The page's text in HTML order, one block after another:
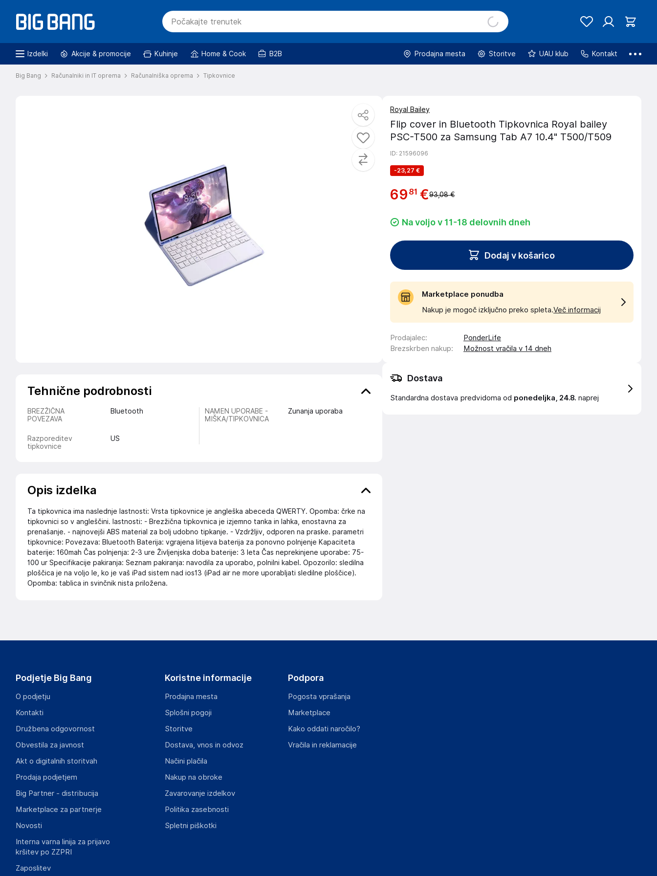
Izdelki Akcije & promocije Kuhinje Home & Cook B2B Prodajna mesta Storitve UAU klub Kontakt
Big Bang Računalniki in IT oprema Računalniška oprema Tipkovnice
Tehnične podrobnosti
BREZŽIČNA
POVEZAVA
Bluetooth
NAMEN UPORABE -
MIŠKA/TIPKOVNICA
Zunanja uporaba
Razporeditev
tipkovnice
US
Opis izdelka
Ta tipkovnica ima naslednje lastnosti: Vrsta tipkovnice je angleška abeceda QWERTY. Opomba: črke na
tipkovnici so v angleščini. lastnosti: - Brezžična tipkovnica je izjemno tanka in lahka, enostavna za
prenašanje. - najnovejši ABS material za bolj udobno tipkanje. - Vzdržljiv, odporen na praske. parametri
tipkovnice: Povezava: Bluetooth Baterija: vgrajena litijeva baterija za ponovno polnjenje Kapaciteta
baterije: 160mah Čas polnjenja: 2-3 ure Življenjska doba baterije: 3 leta Čas neprekinjene uporabe: 75-
100 ur Specifikacije pakiranja: Seznam pakiranja: navodila za uporabo, polnilni kabel. Opozorilo: sledilna
ploščica je na voljo le, ko je vaš iPad sistem nad ios13 (iPad air ne more uporabljati sledilne ploščice).
Opomba: tablica in svinčnik nista priložena.
Royal Bailey
Flip cover in Bluetooth Tipkovnica Royal bailey
PSC-T500 za Samsung Tab A7 10.4" T500/T509
ID: 21596096
-23,27 €
69 81 €93,08 €
Na voljo v 11-18 delovnih dneh
Dodaj v košarico
Marketplace ponudba
Nakup je mogoč izključno preko spleta.Več informacij
Prodajalec:
PonderLife
Brezskrben nakup: Možnost vračila v 14 dneh
Dostava
Standardna dostava predvidoma od ponedeljka, 24.8. naprej
Podjetje Big Bang
O podjetju
Kontakti
Družbena odgovornost
Obvestila za javnost
Akt o digitalnih storitvah
Prodaja podjetjem
Big Partner - distribucija
Marketplace za partnerje
Novosti
Interna varna linija za prijavo
kršitev po ZZPRI
Zaposlitev
Koristne informacije
Prodajna mesta
Splošni pogoji
Storitve
Dostava, vnos in odvoz
Načini plačila
Nakup na obroke
Zavarovanje izdelkov
Politika zasebnosti
Spletni piškotki
Podpora
Pogosta vprašanja
Marketplace
Kako oddati naročilo?
Vračila in reklamacije